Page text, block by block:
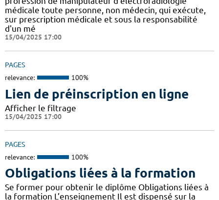
médicale toute personne, non médecin, qui exécute,
sur prescription médicale et sous la responsabilité
d'un mé
15/04/2025 17:00
PAGES
relevance: 100%
Lien de préinscription en ligne
Afficher le filtrage
15/04/2025 17:00
PAGES
relevance: 100%
Obligations liées à la formation
Se former pour obtenir le diplôme Obligations liées à
la formation L’enseignement Il est dispensé sur la